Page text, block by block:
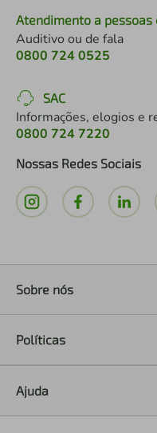
Atendimento a pessoas
Auditivo ou de fala
0800 724 0525
SAC
Informações, elogios e
0800 724 7220
Nossas Redes Sociais
Sobre nós
Políticas
Ajuda